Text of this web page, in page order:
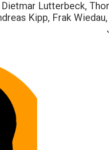
Dietmar Lutterbeck,
Kipp, Frak